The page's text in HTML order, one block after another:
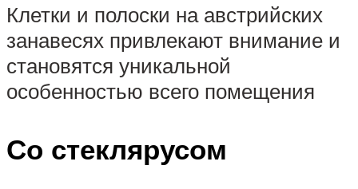
Клетки и полоски на австрийских
занавесях привлекают внимание и
становятся уникальной
особенностью всего помещения
Со стеклярусом